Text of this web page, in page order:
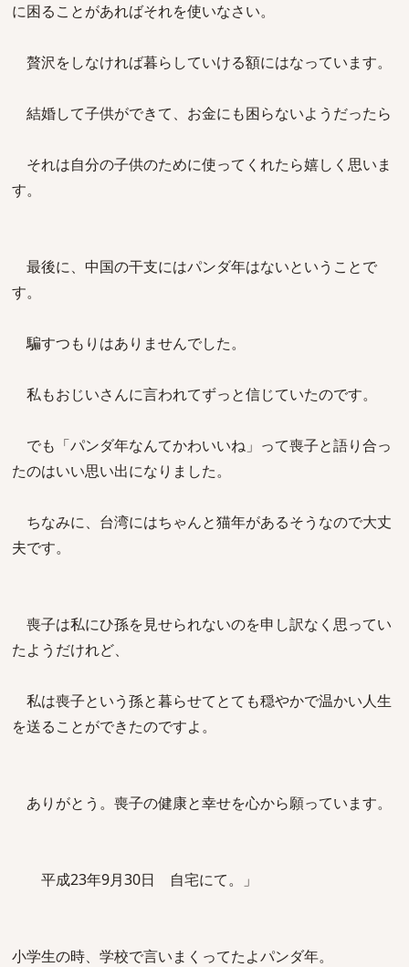
に困ることがあればそれを使いなさい。
贅沢をしなければ暮らしていける額にはなっています。
結婚して子供ができて、お金にも困らないようだったら
それは自分の子供のために使ってくれたら嬉しく思いま
す。
最後に、中国の干支にはパンダ年はないということで
す。
騙すつもりはありませんでした。
私もおじいさんに言われてずっと信じていたのです。
でも「パンダ年なんてかわいいね」って喪子と語り合っ
たのはいい思い出になりました。
ちなみに、台湾にはちゃんと猫年があるそうなので大丈
夫です。
喪子は私にひ孫を見せられないのを申し訳なく思ってい
たようだけれど、
私は喪子という孫と暮らせてとても穏やかで温かい人生
を送ることができたのですよ。
ありがとう。喪子の健康と幸せを心から願っています。
平成23年9月30日 自宅にて。」
小学生の時、学校で言いまくってたよパンダ年。